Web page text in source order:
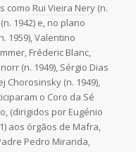
como Rui Vieira Nery(n.
(n. 1942) e, no plano
1959), Valentino
Fréderic Blanc,
(n. 1949), Sérgio Dias
Chorosinsky (n. 1949),
o Coro da Sé
(dirigidos por Eugénio
aos órgãos de Mafra,
Pedro Miranda,